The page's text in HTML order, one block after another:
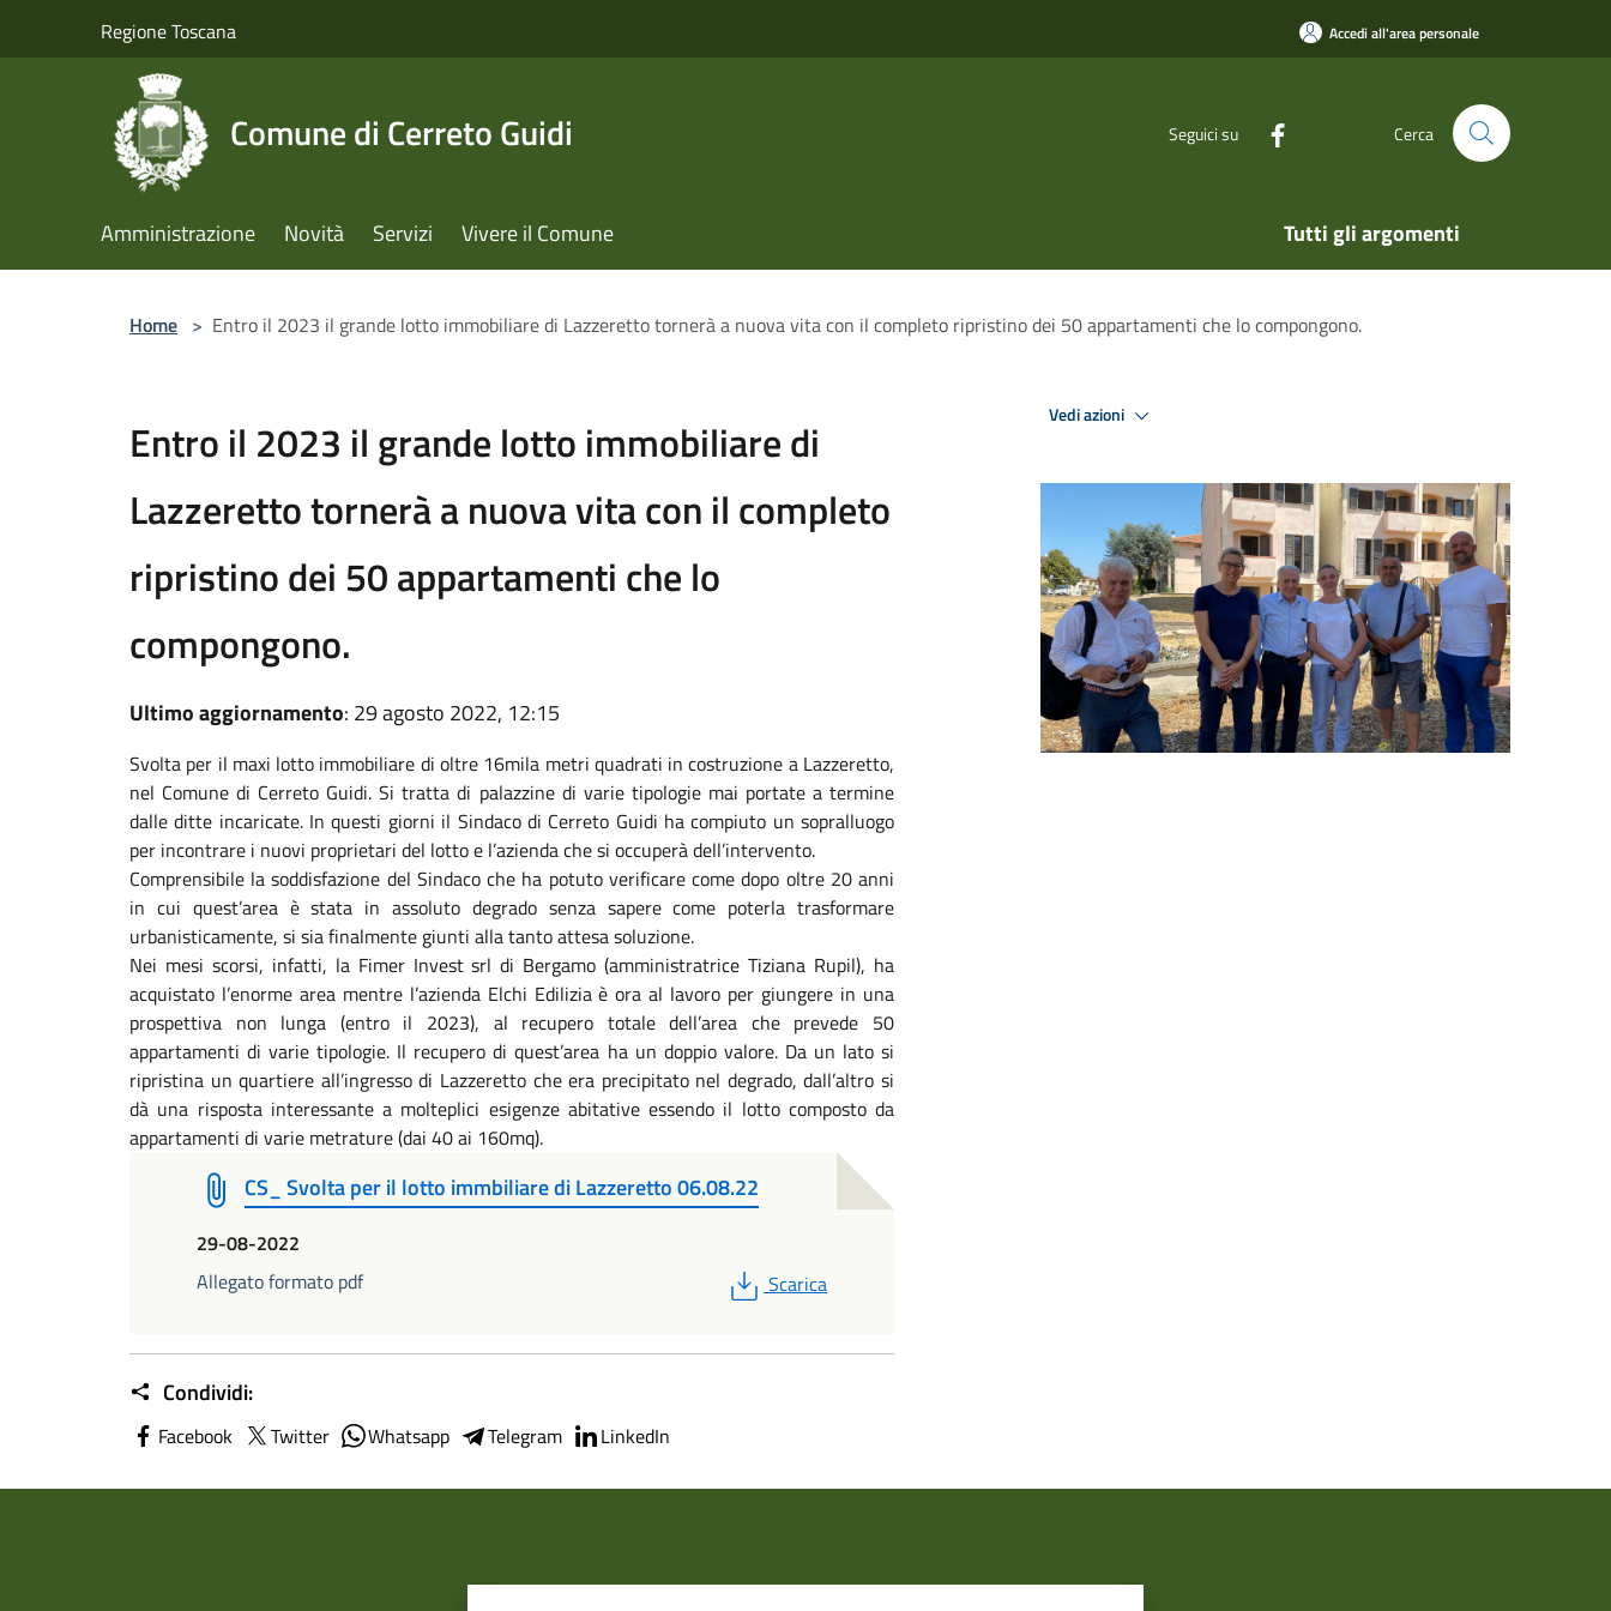
Regione Toscana Accedi all'area personale
Comune di Cerreto Guidi Seguici su Cerca
Amministrazione Novità Servizi Vivere il Comune Tutti gli argomenti
Home > Entro il 2023 il grande lotto immobiliare di Lazzeretto tornerà a nuova vita con il completo ripristino dei 50 appartamenti che lo compongono.
Entro il 2023 il grande lotto immobiliare di
Lazzeretto tornerà a nuova vita con il completo
ripristino dei 50 appartamenti che lo
compongono.
Ultimo aggiornamento: 29 agosto 2022, 12:15
Svolta per il maxi lotto immobiliare di oltre 16mila metri quadrati in costruzione a Lazzeretto,
nel Comune di Cerreto Guidi. Si tratta di palazzine di varie tipologie mai portate a termine
dalle ditte incaricate. In questi giorni il Sindaco di Cerreto Guidi ha compiuto un sopralluogo
per incontrare i nuovi proprietari del lotto e l’azienda che si occuperà dell’intervento.
Comprensibile la soddisfazione del Sindaco che ha potuto verificare come dopo oltre 20 anni
in cui quest’area è stata in assoluto degrado senza sapere come poterla trasformare
urbanisticamente, si sia finalmente giunti alla tanto attesa soluzione.
Nei mesi scorsi, infatti, la Fimer Invest srl di Bergamo (amministratrice Tiziana Rupil), ha
acquistato l’enorme area mentre l’azienda Elchi Edilizia è ora al lavoro per giungere in una
prospettiva non lunga (entro il 2023), al recupero totale dell’area che prevede 50
appartamenti di varie tipologie. Il recupero di quest’area ha un doppio valore. Da un lato si
ripristina un quartiere all’ingresso di Lazzeretto che era precipitato nel degrado, dall’altro si
dà una risposta interessante a molteplici esigenze abitative essendo il lotto composto da
appartamenti di varie metrature (dai 40 ai 160mq).
CS_ Svolta per il lotto immbiliare di Lazzeretto 06.08.22
29-08-2022
Allegato formato pdf
PDF
Scarica
Condividi:
Facebook Twitter Whatsapp Telegram LinkedIn
Vedi azioni